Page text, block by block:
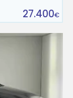
27.400€